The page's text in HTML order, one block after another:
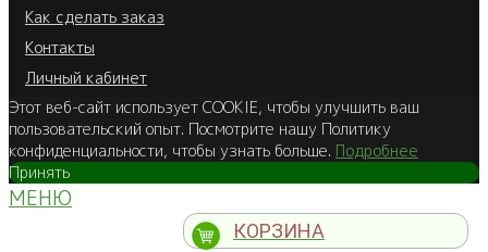
Как сделать заказ
Контакты
Личный кабинет
Этот веб-сайт использует COOKIE, чтобы улучшить ваш
пользовательский опыт. Посмотрите нашу Политику
конфиденциальности, чтобы узнать больше. Подробнее
Принять
МЕНЮ
КОРЗИНА